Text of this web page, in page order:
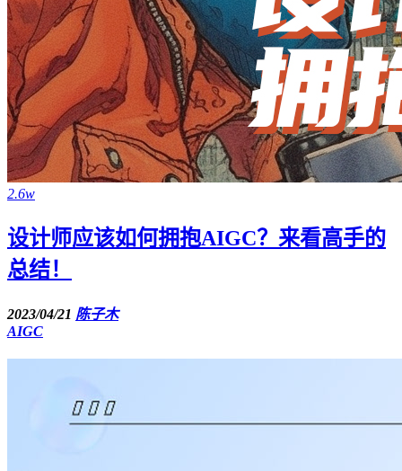
2.6w
设计师应该如何拥抱AIGC？来看高手的
总结！
2023/04/21 陈子木
AIGC